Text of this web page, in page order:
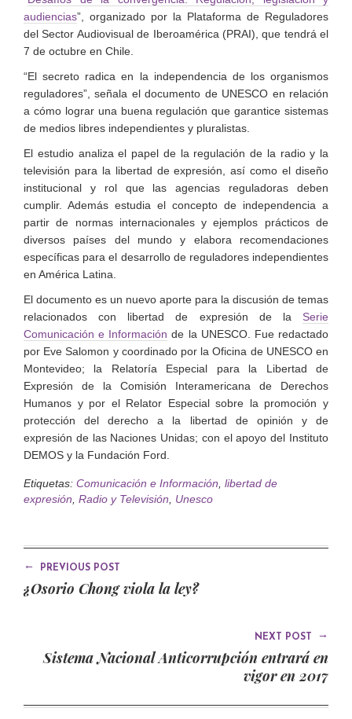
audiencias”, organizado por la Plataforma de Reguladores
del Sector Audiovisual de Iberoamérica (PRAI), que tendrá el
7 de octubre en Chile.
“El secreto radica en la independencia de los organismos
reguladores”, señala el documento de UNESCO en relación
a cómo lograr una buena regulación que garantice sistemas
de medios libres independientes y pluralistas.
El estudio analiza el papel de la regulación de la radio y la
televisión para la libertad de expresión, así como el diseño
institucional y rol que las agencias reguladoras deben
cumplir. Además estudia el concepto de independencia a
partir de normas internacionales y ejemplos prácticos de
diversos países del mundo y elabora recomendaciones
específicas para el desarrollo de reguladores independientes
en América Latina.
El documento es un nuevo aporte para la discusión de temas
relacionados con libertad de expresión de la Serie
Comunicación e Información de la UNESCO. Fue redactado
por Eve Salomon y coordinado por la Oficina de UNESCO en
Montevideo; la Relatoría Especial para la Libertad de
Expresión de la Comisión Interamericana de Derechos
Humanos y por el Relator Especial sobre la promoción y
protección del derecho a la libertad de opinión y de
expresión de las Naciones Unidas; con el apoyo del Instituto
DEMOS y la Fundación Ford.
Etiquetas: Comunicación e Información libertad de
expresión Radio y Televisión Unesco
← PREVIOUS POST
¿Osorio Chong viola la ley?
NEXT POST →
Sistema Nacional Anticorrupción entrará en
vigor en 2017